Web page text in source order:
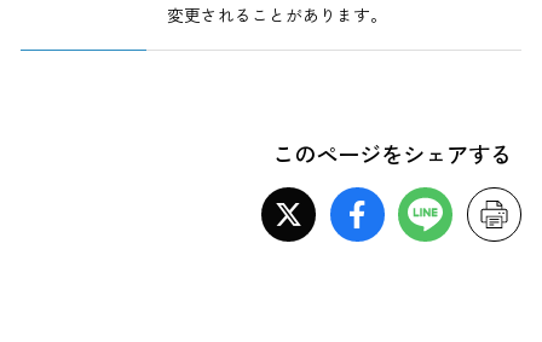
変更されることがあります。
このページをシェアする